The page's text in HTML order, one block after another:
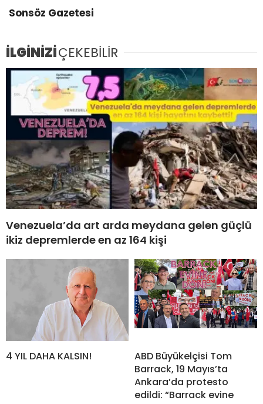
Sonsöz Gazetesi
İLGİNİZİÇEKEBİLİR
Venezuela’da art arda meydana gelen güçlü
ikiz depremlerde en az 164 kişi
4 YIL DAHA KALSIN!
ABD Büyükelçisi Tom
Barrack, 19 Mayıs’ta
Ankara’da protesto
edildi: “Barrack evine